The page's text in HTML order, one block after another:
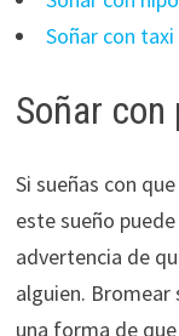
Soñar con
Soñar
Si sueñas con
este sueño
advertencia de
alguien. Bromear
una forma de